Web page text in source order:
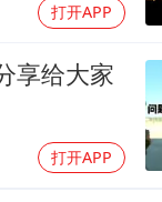
打开APP
享给大家
打开APP